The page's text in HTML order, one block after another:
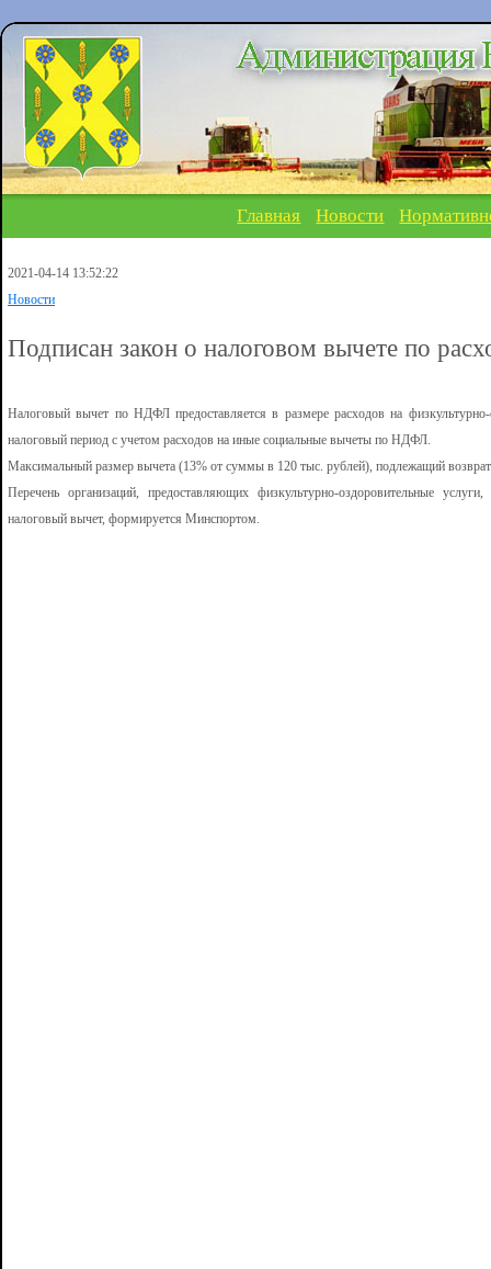
Главная Новости
2021-04-14 13:52:22
Новости
Подписан закон о налоговом вычете по
Налоговый вычет по НДФЛ предоставляется в размере расходов на
налоговый период с учетом расходов на иные социальные вычеты по НДФЛ.
Максимальный размер вычета (13% от суммы в 120 тыс. рублей), подлежащий
Перечень организаций, предоставляющих физкультурно-оздоровительные
налоговый вычет, формируется Минспортом.